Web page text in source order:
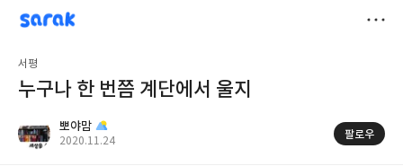
sarak
뽀야맘
서평
누구나 한 번쯤 계단에서 울지
뽀야맘
작
2020.11.24
팔로우